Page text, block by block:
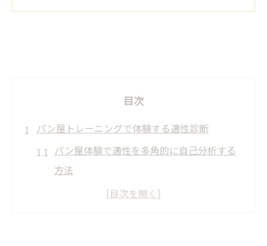
目次
パン屋トレーニングで体験する適性診断
パン屋体験で適性を多角的に自己分析する
方法
知的障害とパン屋作業の適性関係を探る視